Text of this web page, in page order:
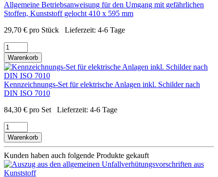
Allgemeine Betriebsanweisung für den Umgang mit gefährlichen
Stoffen, Kunststoff gelocht 410 x 595 mm
29,70 € pro Stück Lieferzeit: 4-6 Tage
Warenkorb
Kennzeichnungs-Set für elektrische Anlagen inkl. Schilder nach
DIN ISO 7010
84,30 € pro Set Lieferzeit: 4-6 Tage
Warenkorb
Kunden haben auch folgende Produkte gekauft